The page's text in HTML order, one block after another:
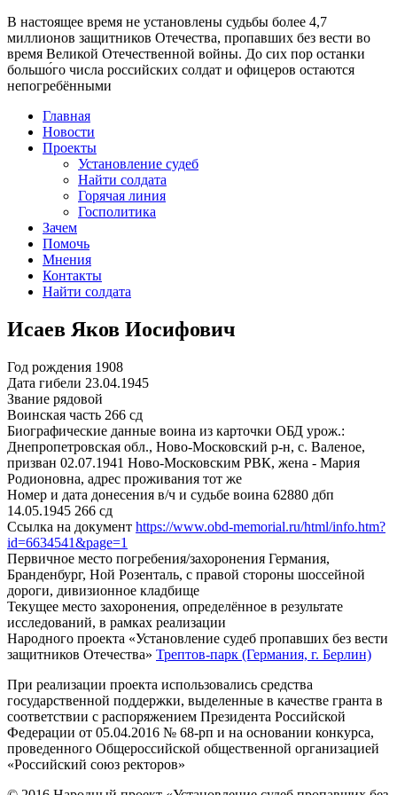
В настоящее время не установлены судьбы более 4,7
миллионов защитников Отечества, пропавших без вести во
время Великой Отечественной войны. До сих пор останки
большо́го числа российских солдат и офицеров остаются
непогребёнными
Главная
Новости
Проекты
Установление судеб
Найти солдата
Горячая линия
Госполитика
Зачем
Помочь
Мнения
Контакты
Найти солдата
Исаев Яков Иосифович
Год рождения 1908
Дата гибели 23.04.1945
Звание рядовой
Воинская часть 266 сд
Биографические данные воина из карточки ОБД урож.:
Днепропетровская обл., Ново-Московский р-н, с. Валеное,
призван 02.07.1941 Ново-Московским РВК, жена - Мария
Родионовна, адрес проживания тот же
Номер и дата донесения в/ч и судьбе воина 62880 дбп
14.05.1945 266 сд
Ссылка на документ https://www.obd-memorial.ru/html/info.htm?
id=6634541&page=1
Первичное место погребения/захоронения Германия,
Бранденбург, Ной Розенталь, с правой стороны шоссейной
дороги, дивизионное кладбище
Текущее место захоронения, определённое в результате
исследований, в рамках реализации
Народного проекта «Установление судеб пропавших без вести
защитников Отечества» Трептов-парк (Германия, г. Берлин)
При реализации проекта использовались средства
государственной поддержки, выделенные в качестве гранта в
соответствии с распоряжением Президента Российской
Федерации от 05.04.2016 № 68-рп и на основании конкурса,
проведенного Общероссийской общественной организацией
«Российский союз ректоров»